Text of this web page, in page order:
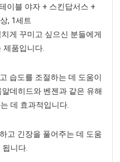
이블 야자 + 스킨답서스 +
, 1세트
게 꾸미고 싶으신 분들에게
제품입니다.
습도를 조절하는 데 도움이
데히드와 벤젠과 같은 유해
데 효과적입니다.
고 긴장을 풀어주는 데 도움
됩니다.